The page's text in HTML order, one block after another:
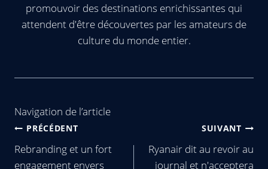
promouvoir des destinations enrichissantes qui
attendent d'être découvertes par les amateurs de
culture du monde entier.
Navigation de l’article
PRÉCÉDENT
Rebranding et un fort
engagement envers
SUIVANT
Ryanair dit au revoir au
journal et n'acceptera